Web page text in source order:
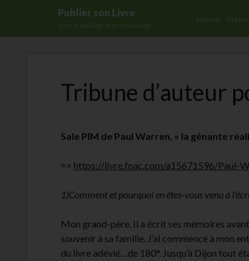
Publier son Livre
écrire, publier et promouvoir
Accueil
Tribune d’auteur
Sale PIM de Paul Warren, « la gênante
=> https://livre.fnac.com/a15671596/Paul-
1)Comment et pourquoi en êtes-vous venu à
Mon grand-père. Il a écrit ses mémoires
souvenir à sa famille. J’ai commencé à mon
du livre adévié…de 180°. Jusqu’à Dijon tout